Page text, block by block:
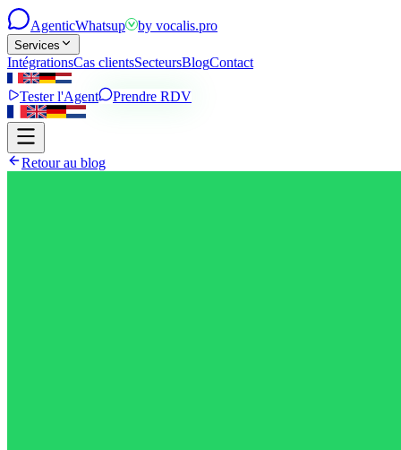
AgenticWhatsup by vocalis.pro
Services
IntégrationsCas clientsSecteursBlogContact
Tester l'Agent Prendre RDV
Retour au blog